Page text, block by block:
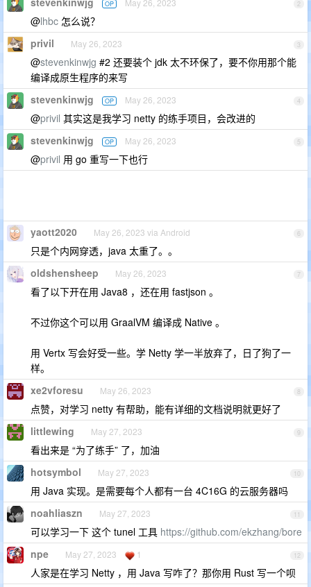
2
OP May 26, 2023
@lhbc 怎么说？
3
privil May 26, 2023
@stevenkinwjg #2 还要装个 jdk 太不环保了，要不你用那个能
编译成原生程序的来写
4
stevenkinwjg OP May 26, 2023
@privil 其实这是我学习 netty 的练手项目，会改进的
5
stevenkinwjg OP May 26, 2023
@privil 用 go 重写一下也行
6
yaott2020 May 26, 2023 via Android
只是个内网穿透，java 太重了。。
7
oldshensheep May 26, 2023
看了以下开在用 Java8 ，还在用 fastjson 。
不过你这个可以用 GraalVM 编译成 Native 。
用 Vertx 写会好受一些。学 Netty 学一半放弃了，日了狗了一
样。
8
xe2vforesu May 26, 2023
点赞，对学习 netty 有帮助，能有详细的文档说明就更好了
9
littlewing May 27, 2023
看出来是 “为了练手” 了，加油
10
hotsymbol May 27, 2023
用 Java 实现。是需要每个人都有一台 4C16G 的云服务器吗
11
noahliaszn May 27, 2023
可以学习一下 这个 tunel 工具 https://github.com/ekzhang/bore
12
npe May 27, 2023 1
人家是在学习 Netty ，用 Java 写咋了？那你用 Rust 写一个呗